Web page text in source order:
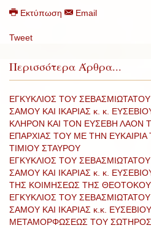
Εκτύπωση Email
Tweet
Περισσότερα Άρθρα...
ΕΓΚΥΚΛΙΟΣ ΤΟΥ
ΣΑΜΟΥ ΚΑΙ ΙΚΑΡΙΑΣ κ. κ.
ΚΛΗΡΟΝ ΚΑΙ ΤΟΝ ΕΥΣΕΒΗ ΛΑΟΝ
ΕΠΑΡΧΙΑΣ ΤΟΥ ΜΕ ΤΗΝ
ΤΙΜΙΟΥ ΣΤΑΥΡΟΥ
ΕΓΚΥΚΛΙΟΣ ΤΟΥ
ΣΑΜΟΥ ΚΑΙ ΙΚΑΡΙΑΣ κ. κ.
ΤΗΣ ΚΟΙΜΗΣΕΩΣ ΤΗΣ ΘΕΟΤΟΚΟΥ
ΕΓΚΥΚΛΙΟΣ ΤΟΥ
ΣΑΜΟΥ ΚΑΙ ΙΚΑΡΙΑΣ κ.κ.
ΜΕΤΑΜΟΡΦΩΣΕΩΣ ΤΟΥ ΣΩΤΗΡΟΣ